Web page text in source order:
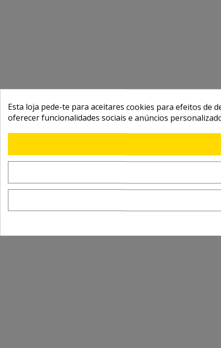
Esta loja pede-te para aceitares cookies para efeitos de
oferecer funcionalidades sociais e anúncios